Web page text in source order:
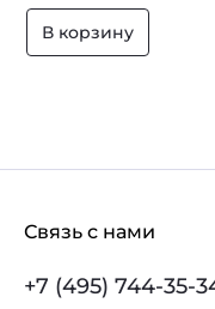
В корзину
Связь с нами
+7 (495) 744-35-